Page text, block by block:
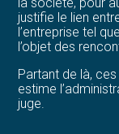
justifie le lien
l’entreprise tel
l’objet des
Partant de là,
estime
juge.